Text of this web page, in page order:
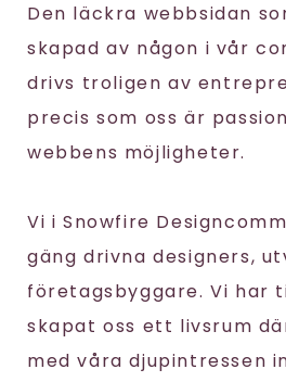
Den läckra webbsidan
skapad av någon i vår
drivs troligen av
precis som oss är
webbens möjligheter.
Vi i Snowfire
gäng drivna designers,
företagsbyggare. Vi har
skapat oss ett livsrum
med våra djupintressen